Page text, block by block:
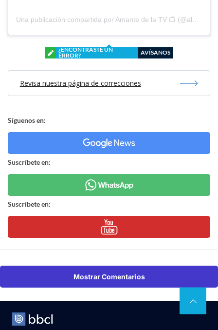
Una publicación compartida por Amante de la TV 📺 (@alguien_te_observa)
¿ENCONTRASTE UN
ERROR?
AVÍSANOS
Revisa nuestra página de correcciones
Síguenos en:
Suscríbete en:
Suscríbete en:
Mostrar Comentarios